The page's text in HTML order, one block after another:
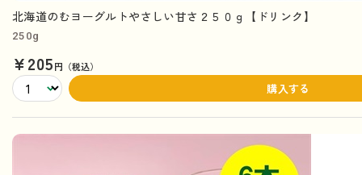
北海道のむヨーグルトやさしい甘さ２５０ｇ【ドリンク】
250g
¥205円（税込）
購入する